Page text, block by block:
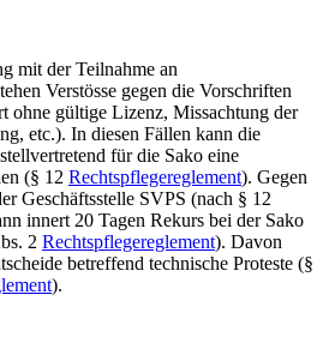
mit der Teilnahme an
Verstösse gegen die Vorschriften
ohne gültige Lizenz, Missachtung der
etc.). In diesen Fällen kann die
für die Sako eine
(§ 12 Rechtspflegereglement). Gegen
Geschäftsstelle SVPS (nach § 12
innert 20 Tagen Rekurs bei der Sako
2 Rechtspflegereglement). Davon
betreffend technische Proteste (§
).